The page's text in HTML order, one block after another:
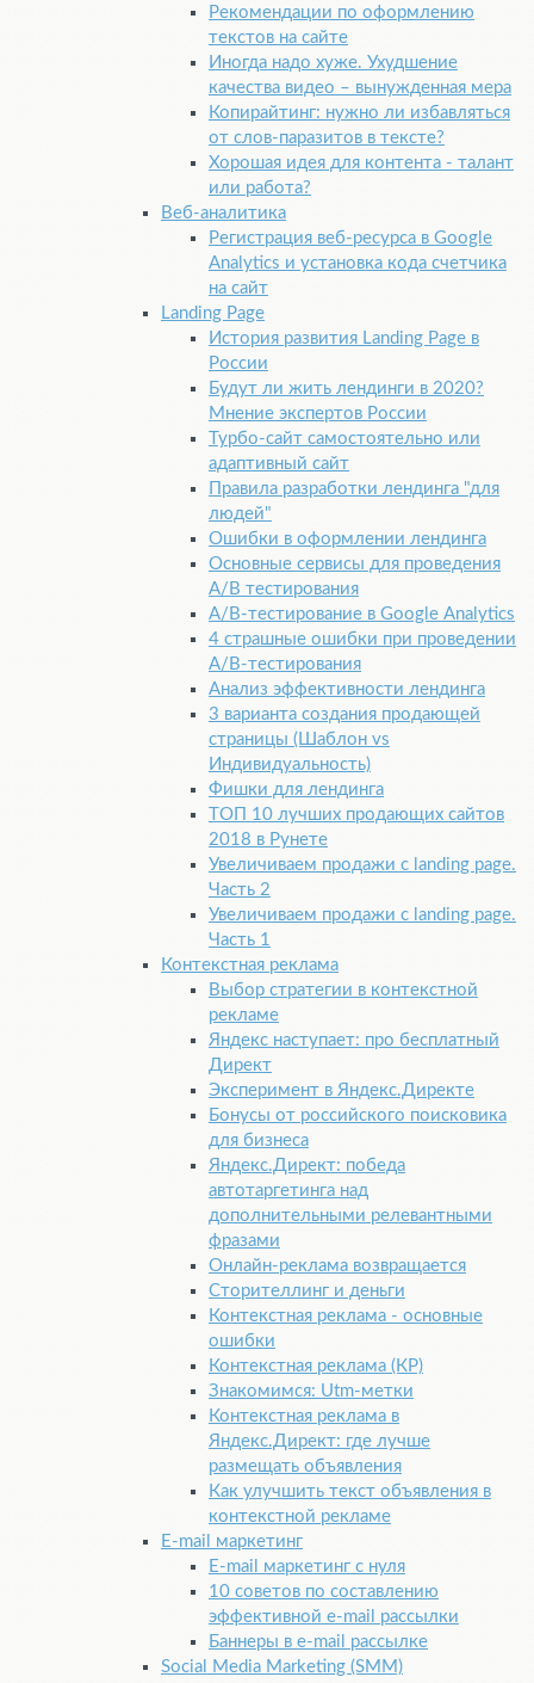
Рекомендации по оформлению
текстов на сайте
Иногда надо хуже. Ухудшение
качества видео – вынужденная мера
Копирайтинг: нужно ли избавляться
от слов-паразитов в тексте?
Хорошая идея для контента - талант
или работа?
Веб-аналитика
Регистрация веб-ресурса в Google
Analytics и установка кода счетчика
на сайт
Landing Page
История развития Landing Page в
России
Будут ли жить лендинги в 2020?
Мнение экспертов России
Турбо-сайт самостоятельно или
адаптивный сайт
Правила разработки лендинга "для
людей"
Ошибки в оформлении лендинга
Основные сервисы для проведения
A/B тестирования
A/B-тестирование в Google Аnalytics
4 страшные ошибки при проведении
A/B-тестирования
Анализ эффективности лендинга
3 варианта создания продающей
страницы (Шаблон vs
Индивидуальность)
Фишки для лендинга
ТОП 10 лучших продающих сайтов
2018 в Рунете
Увеличиваем продажи с landing page.
Часть 2
Увеличиваем продажи с landing page.
Часть 1
Контекстная реклама
Выбор стратегии в контекстной
рекламе
Яндекс наступает: про бесплатный
Директ
Эксперимент в Яндекс.Директе
Бонусы от российского поисковика
для бизнеса
Яндекс.Директ: победа
автотаргетинга над
дополнительными релевантными
фразами
Онлайн-реклама возвращается
Сторителлинг и деньги
Контекстная реклама - основные
ошибки
Контекстная реклама (КР)
Знакомимся: Utm-метки
Контекстная реклама в
Яндекс.Директ: где лучше
размещать объявления
Как улучшить текст объявления в
контекстной рекламе
E-mail маркетинг
E-mail маркетинг с нуля
10 советов по составлению
эффективной e-mail рассылки
Баннеры в e-mail рассылке
Social Media Marketing (SMM)